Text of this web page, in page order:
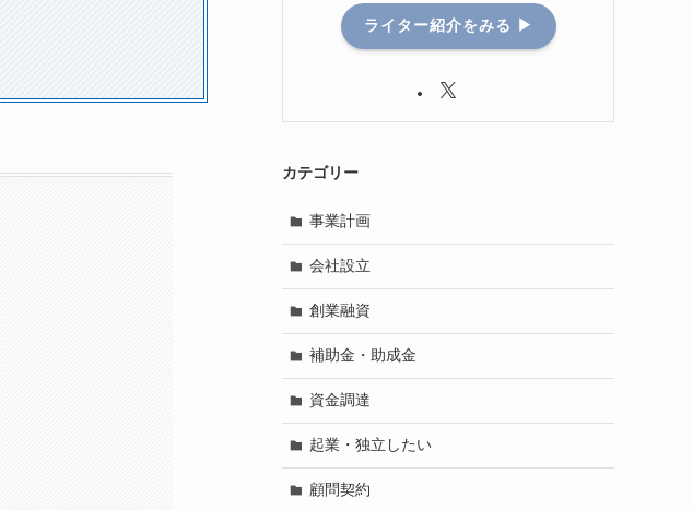
ライター紹介をみる ▶
カテゴリー
事業計画
会社設立
創業融資
補助金・助成金
資金調達
起業・独立したい
顧問契約